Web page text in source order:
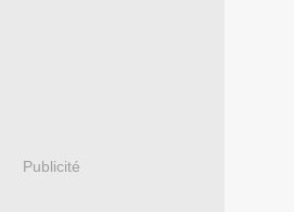
Publicité